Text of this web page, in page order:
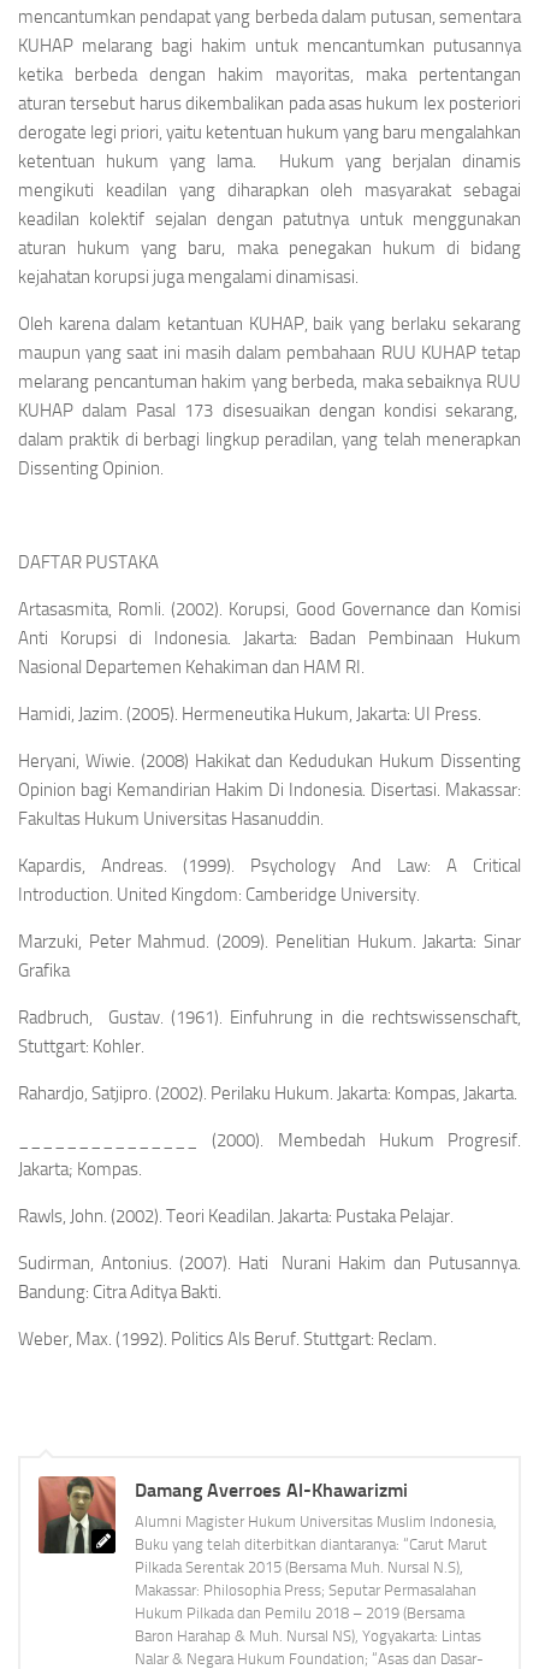
mencantumkan pendapat yang berbeda dalam putusan, sementara
KUHAP melarang bagi hakim untuk mencantumkan putusannya
ketika berbeda dengan hakim mayoritas, maka pertentangan
aturan tersebut harus dikembalikan pada asas hukum lex posteriori
derogate legi priori, yaitu ketentuan hukum yang baru mengalahkan
ketentuan hukum yang lama. Hukum yang berjalan dinamis
mengikuti keadilan yang diharapkan oleh masyarakat sebagai
keadilan kolektif sejalan dengan patutnya untuk menggunakan
aturan hukum yang baru, maka penegakan hukum di bidang
kejahatan korupsi juga mengalami dinamisasi.
Oleh karena dalam ketantuan KUHAP, baik yang berlaku sekarang
maupun yang saat ini masih dalam pembahaan RUU KUHAP tetap
melarang pencantuman hakim yang berbeda, maka sebaiknya RUU
KUHAP dalam Pasal 173 disesuaikan dengan kondisi sekarang,
dalam praktik di berbagi lingkup peradilan, yang telah menerapkan
Dissenting Opinion.
DAFTAR PUSTAKA
Artasasmita, Romli. (2002). Korupsi, Good Governance dan Komisi
Anti Korupsi di Indonesia. Jakarta: Badan Pembinaan Hukum
Nasional Departemen Kehakiman dan HAM RI.
Hamidi, Jazim. (2005). Hermeneutika Hukum, Jakarta: UI Press.
Heryani, Wiwie. (2008) Hakikat dan Kedudukan Hukum Dissenting
Opinion bagi Kemandirian Hakim Di Indonesia. Disertasi. Makassar:
Fakultas Hukum Universitas Hasanuddin.
Kapardis, Andreas. (1999). Psychology And Law: A Critical
Introduction. United Kingdom: Camberidge University.
Marzuki, Peter Mahmud. (2009). Penelitian Hukum. Jakarta: Sinar
Grafika
Radbruch, Gustav. (1961). Einfuhrung in die rechtswissenschaft,
Stuttgart: Kohler.
Rahardjo, Satjipro. (2002). Perilaku Hukum. Jakarta: Kompas, Jakarta.
_______________ (2000). Membedah Hukum Progresif.
Jakarta; Kompas.
Rawls, John. (2002). Teori Keadilan. Jakarta: Pustaka Pelajar.
Sudirman, Antonius. (2007). Hati Nurani Hakim dan Putusannya.
Bandung: Citra Aditya Bakti.
Weber, Max. (1992). Politics Als Beruf. Stuttgart: Reclam.
Damang Averroes Al-Khawarizmi
Alumni Magister Hukum Universitas Muslim Indonesia,
Buku yang telah diterbitkan diantaranya: “Carut Marut
Pilkada Serentak 2015 (Bersama Muh. Nursal N.S),
Makassar: Philosophia Press; Seputar Permasalahan
Hukum Pilkada dan Pemilu 2018 – 2019 (Bersama
Baron Harahap & Muh. Nursal NS), Yogyakarta: Lintas
Nalar & Negara Hukum Foundation; “Asas dan Dasar-